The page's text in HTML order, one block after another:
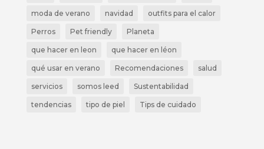
moda de verano navidad outfits para el calor
Perros Pet friendly Planeta
que hacer en leon que hacer en léon
qué usar en verano Recomendaciones salud
servicios somos leed Sustentabilidad
tendencias tipo de piel Tips de cuidado